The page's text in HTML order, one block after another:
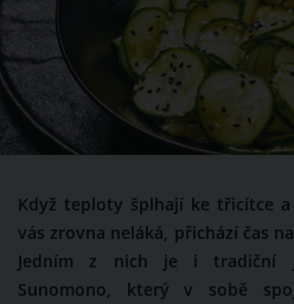
Když teploty šplhají ke třicítce
vás zrovna neláká, přichází čas
Jedním z nich je i tradiční
Sunomono, který v sobě